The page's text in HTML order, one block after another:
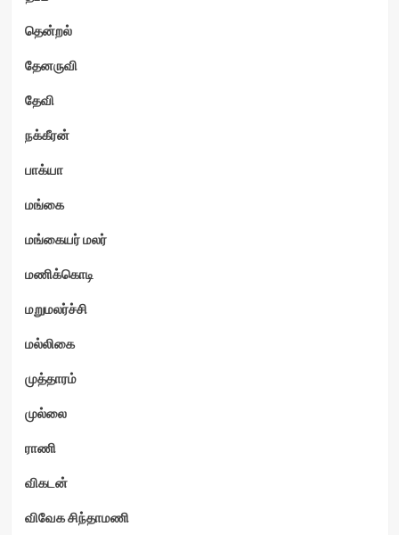
தென்றல்
தேனருவி
தேவி
நக்கீரன்
பாக்யா
மங்கை
மங்கையர் மலர்
மணிக்கொடி
மறுமலர்ச்சி
மல்லிகை
முத்தாரம்
முல்லை
ராணி
விகடன்
விவேக சிந்தாமணி